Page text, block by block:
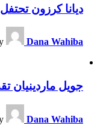
ديانا كرزون
Dana Wahiba
جويل ماردينيان
Dana Wahiba